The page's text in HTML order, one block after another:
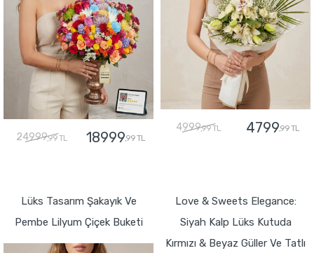
24999,99 TL 18999,99 TL
4999,99 TL 4799,99 TL
Lüks Tasarım Şakayık Ve
Pembe Lilyum Çiçek Buketi
Love & Sweets Elegance:
Siyah Kalp Lüks Kutuda
Kırmızı & Beyaz Güller Ve Tatlı